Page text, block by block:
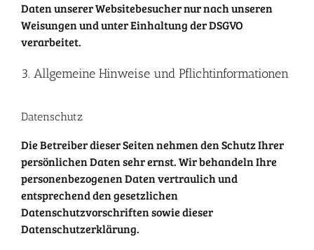
Daten unserer Websitebesucher nur nach unseren
Weisungen und unter Einhaltung der DSGVO
verarbeitet.
3. Allgemeine Hinweise und Pflicht­informationen
Datenschutz
Die Betreiber dieser Seiten nehmen den Schutz Ihrer
persönlichen Daten sehr ernst. Wir behandeln Ihre
personenbezogenen Daten vertraulich und
entsprechend den gesetzlichen
Datenschutzvorschriften sowie dieser
Datenschutzerklärung.